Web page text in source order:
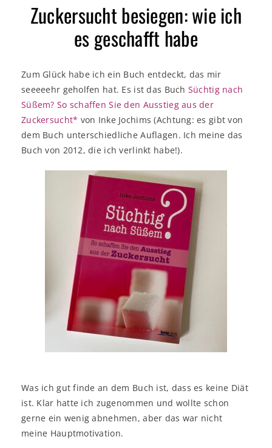
Zuckersucht besiegen: wie ich
es geschafft habe
Zum Glück habe ich ein Buch entdeckt, das mir
seeeeehr geholfen hat. Es ist das Buch Süchtig nach
Süßem? So schaffen Sie den Ausstieg aus der
Zuckersucht* von Inke Jochims (Achtung: es gibt von
dem Buch unterschiedliche Auflagen. Ich meine das
Buch von 2012, die ich verlinkt habe!).
Was ich gut finde an dem Buch ist, dass es keine Diät
ist. Klar hatte ich zugenommen und wollte schon
gerne ein wenig abnehmen, aber das war nicht
meine Hauptmotivation.